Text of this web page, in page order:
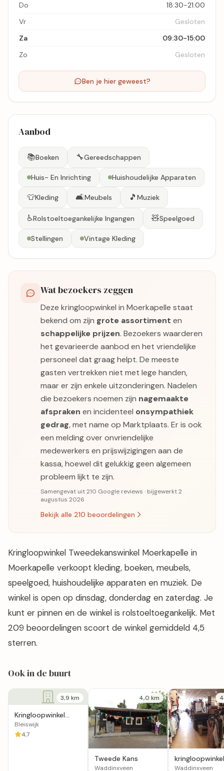
Do
18:30-21:00
Vr
Gesloten
Za
09:30-15:00
Zo
Gesloten
Ben je hier geweest?
Aanbod
📚Boeken 🔧Gereedschappen
Huis- En Inrichting Huishoudelijke Apparaten
👕Kleding 🛋️Meubels 🎵 Muziek
♿Rolstoeltoegankelijke Ingangen 🧸Speelgoed
Stellingen Vintage Kleding
Wat bezoekers zeggen
Deze kringloopwinkel in Moerkapelle staat
bekend om zijn grote assortiment en
schappelijke prijzen. Bezoekers waarderen
het gevarieerde aanbod en het vriendelijke
personeel dat graag helpt. De meeste
gasten vertrekken niet met lege handen,
maar er zijn enkele uitzonderingen. Nadelen
die bezoekers noemen zijn nagemaakte
afspraken en incidenteel onsympathiek
gedrag, met name op Marktplaats. Er is ook
een melding over onvriendelijke
medewerkers en prijswijzigingen aan de
kassa, hoewel dit gelukkig geen algemeen
probleem lijkt te zijn.
Samengevat uit 210 Google reviews · bijgewerkt 2
augustus 2026
Bekijk alle 210 beoordelingen
Kringloopwinkel Tweedekanswinkel Moerkapelle in
Moerkapelle verkoopt kleding, boeken, meubels,
speelgoed, huishoudelijke apparaten en muziek. De
winkel is open op dinsdag, donderdag en zaterdag. Je
kunt er pinnen en de winkel is rolstoeltoegankelijk. Met
209 beoordelingen scoort de winkel gemiddeld 4,5
sterren.
Ook in de buurt
3,9 km
Kringloopwinkel
Tweedehands
Lundia
Bezorgservice
Bleiswijk
4,7
4,0 km
Tweede Kans
Waddinxveen
kringloopwinkel
Waddinxveen
Waddinxveen